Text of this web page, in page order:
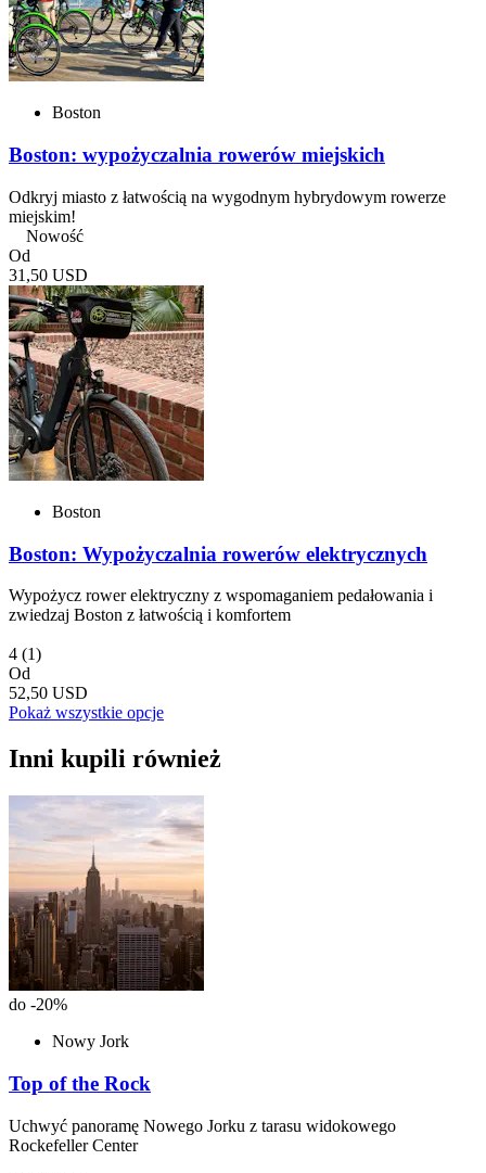
Boston
Boston: wypożyczalnia rowerów miejskich
Odkryj miasto z łatwością na wygodnym hybrydowym rowerze
miejskim!
Nowość
Od
31,50 USD
Boston
Boston: Wypożyczalnia rowerów elektrycznych
Wypożycz rower elektryczny z wspomaganiem pedałowania i
zwiedzaj Boston z łatwością i komfortem
4 (1)
Od
52,50 USD
Pokaż wszystkie opcje
Inni kupili również
do -20%
Nowy Jork
Top of the Rock
Uchwyć panoramę Nowego Jorku z tarasu widokowego
Rockefeller Center